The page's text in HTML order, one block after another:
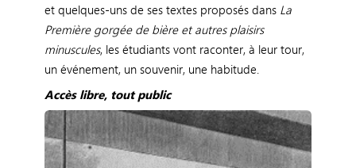
et quelques-uns de ses textes proposés dans La
Première gorgée de bière et autres plaisirs
minuscules, les étudiants vont raconter, à leur tour,
un événement, un souvenir, une habitude.
Accès libre, tout public